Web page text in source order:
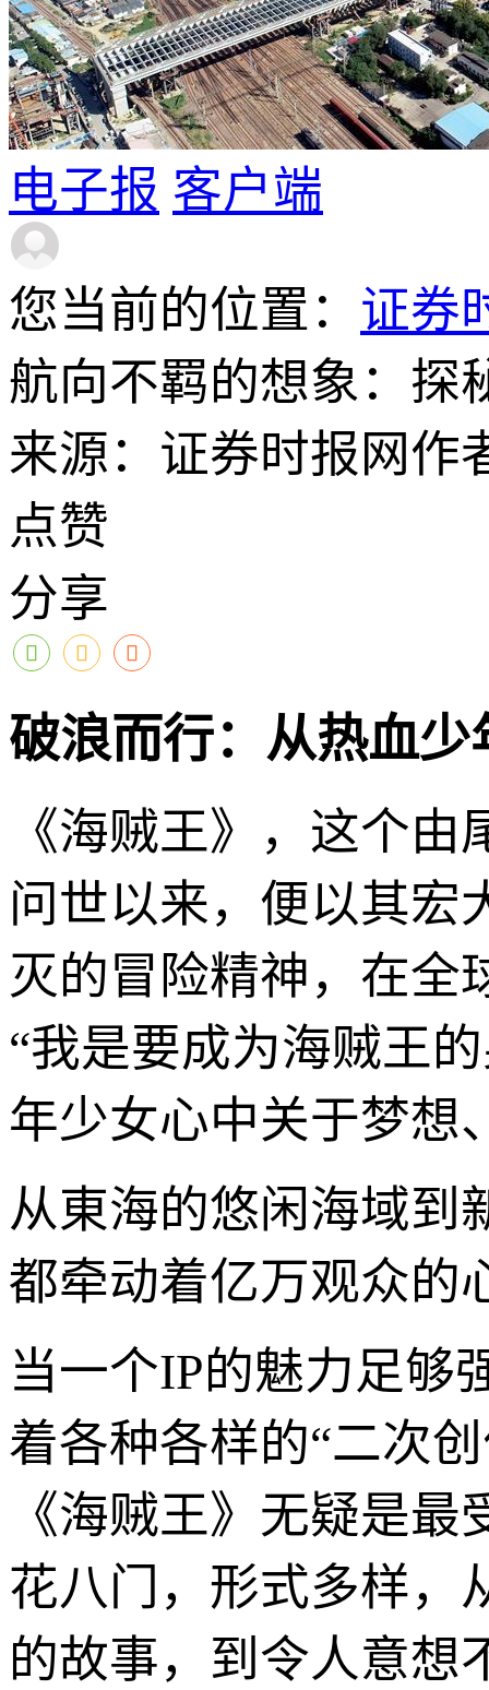
电子报 客户端
您当前的位置： 证券
航向不羁的想象：探
来源：证券时报网作
点赞
分享
破浪而行：从热血
《海贼王》，这个
问世以来，便以其宏
灭的冒险精神，在全
“我是要成为海贼王
年少女心中关于梦想
从東海的悠闲海域到
都牵动着亿万观众的
当一个IP的魅力足够
着各种各样的“二次
《海贼王》无疑是
花八门，形式多样，
的故事，到令人意